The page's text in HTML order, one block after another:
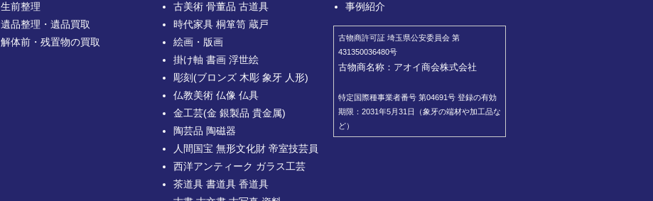
生前整理
遺品整理・遺品買取
解体前・残置物の買取
古美術 骨董品 古道具
時代家具 桐箪笥 蔵戸
絵画・版画
掛け軸 書画 浮世絵
彫刻(ブロンズ 木彫 象牙 人形)
仏教美術 仏像 仏具
金工芸(金 銀製品 貴金属)
陶芸品 陶磁器
人間国宝 無形文化財 帝室技芸員
西洋アンティーク ガラス工芸
茶道具 書道具 香道具
事例紹介
古物商許可証 埼玉県公安委員会 第
431350036480号
古物商名称：アオイ商会株式会社
特定国際種事業者番号 第04691号 登録の有効
期限：2031年5月31日（象牙の端材や加工品な
ど）